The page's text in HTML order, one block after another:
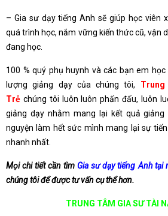
– Gia sư dạy tiếng Anh sẽ giúp học viên
quá trình học, nắm vững kiến thức cũ, vận
đang học.
100 % quý phụ huynh và các bạn em
lượng giảng dạy của chúng tôi,
Trẻ chúng tôi luôn luôn phấn đấu, luôn
giảng dạy nhằm mang lại kết quả
nguyện làm hết sức mình mang lại sự
nhanh nhất.
Mọi chi tiết cần tìm Gia sư dạy tiếng Anh tại
chúng tôi để được tư vấn cụ thể hơn.
TRUNG TÂM GIA SƯ TÀI